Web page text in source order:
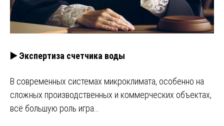
▶️ Экспертиза счетчика воды
В современных системах микроклимата, особенно на
сложных производственных и коммерческих объектах,
всё большую роль игра…